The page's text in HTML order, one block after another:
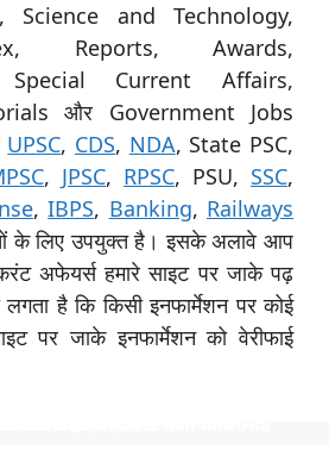
Science and Technology,
Reports, Awards,
Special Current Affairs,
और Government Jobs
UPSC, CDS, NDA, State PSC,
, JPSC, RPSC, PSU, SSC,
,IBPS, Banking, Railways
के लिए उपयुक्त है। इसके अलावे आप
अफेयर्स हमारे साइट पर जाके पढ़
है कि किसी इनफार्मेशन पर कोई
पर जाके इनफार्मेशन को वेरीफाई